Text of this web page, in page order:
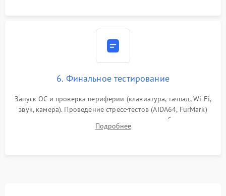
6. Финальное тестирование
Запуск ОС и проверка периферии (клавиатура, тачпад, Wi-Fi,
звук, камера). Проведение стресс-тестов (AIDA64, FurMark)
для контроля температурного режима и стабильности
системы под пиковой нагрузкой.
Подробнее